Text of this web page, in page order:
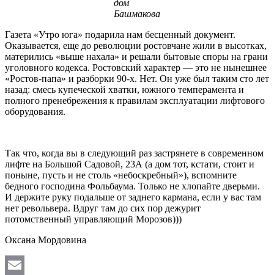
дом
Башмакова
Газета «Утро юга» подарила нам бесценный документ.
Оказывается, еще до революции ростовчане жили в высотках,
матерились «выше нахала» и решали бытовые споры на грани
уголовного кодекса. Ростовский характер — это не нынешнее
«Ростов-папа» и разборки 90-х. Нет. Он уже был таким сто лет
назад: смесь купеческой хватки, южного темперамента и
полного пренебрежения к правилам эксплуатации лифтового
оборудования.
Так что, когда вы в следующий раз застрянете в современном
лифте на Большой Садовой, 23А (а дом тот, кстати, стоит и
поныне, пусть и не столь «небоскребный»), вспомните
бедного господина Фольбаума. Только не хлопайте дверьми.
И держите руку подальше от заднего кармана, если у вас там
нет револьвера. Вдруг там до сих пор дежурит
потомственный управляющий Морозов)))
Оксана Мордовина